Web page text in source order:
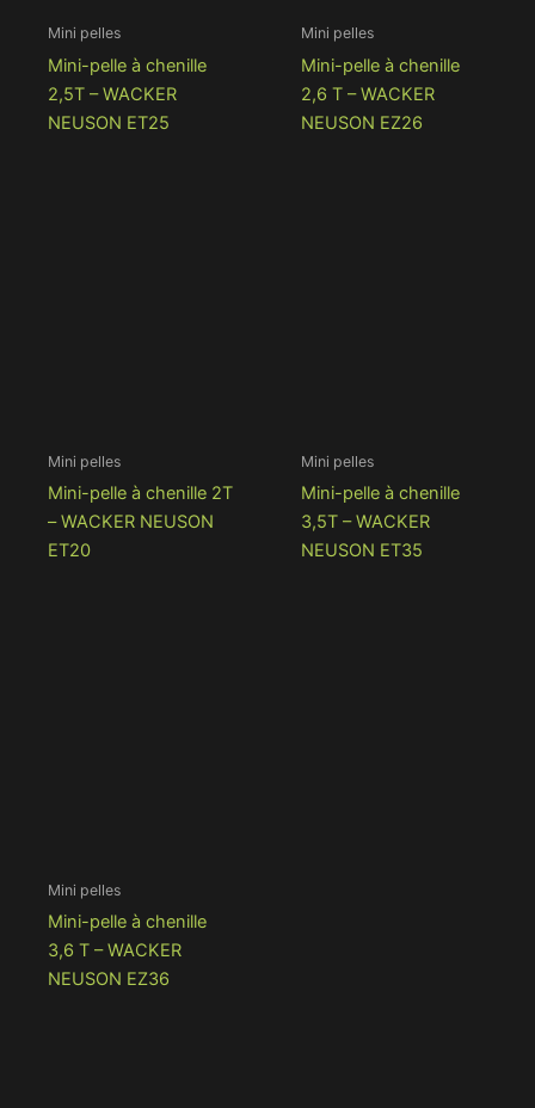
Mini pelles
Mini-pelle à chenille
2,5T – WACKER
NEUSON ET25
Mini pelles
Mini-pelle à chenille
2,6 T – WACKER
NEUSON EZ26
Mini pelles
Mini-pelle à chenille 2T
– WACKER NEUSON
ET20
Mini pelles
Mini-pelle à chenille
3,5T – WACKER
NEUSON ET35
Mini pelles
Mini-pelle à chenille
3,6 T – WACKER
NEUSON EZ36